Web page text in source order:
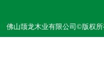
佛山颉龙木业有限公司©版权